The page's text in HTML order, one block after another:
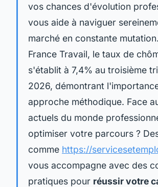
vos chances d'évolution
vous aide à naviguer
marché en constante
France Travail, le taux de
s'établit à 7,4% au troisième
2026, démontrant
approche méthodique. Face
actuels du monde
optimiser votre parcours ?
comme https://
vous accompagne avec des
pratiques pour réussir votre